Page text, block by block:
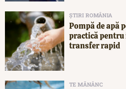
ȘTIRI ROMÂNIA
Pompă de apă
practică
transfer rapid
TE MĂNÂNC